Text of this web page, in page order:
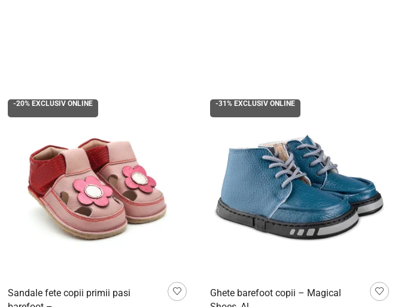
-20%EXCLUSIV ONLINE
Sandale fete copii primii pasi
-31%EXCLUSIV ONLINE
Ghete barefoot copii – Magical